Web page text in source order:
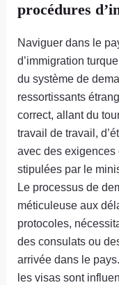
procédures
Naviguer dans le
d’immigration
du système de
ressortissants
correct, allant du
travail de travail,
avec des
stipulées par le
Le processus de
méticuleuse aux
protocoles,
des consulats ou
arrivée dans le
les visas sont